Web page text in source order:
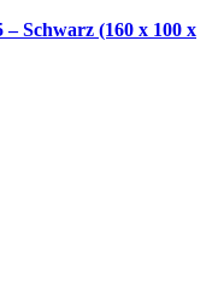
Schwarz (160 x 100 x